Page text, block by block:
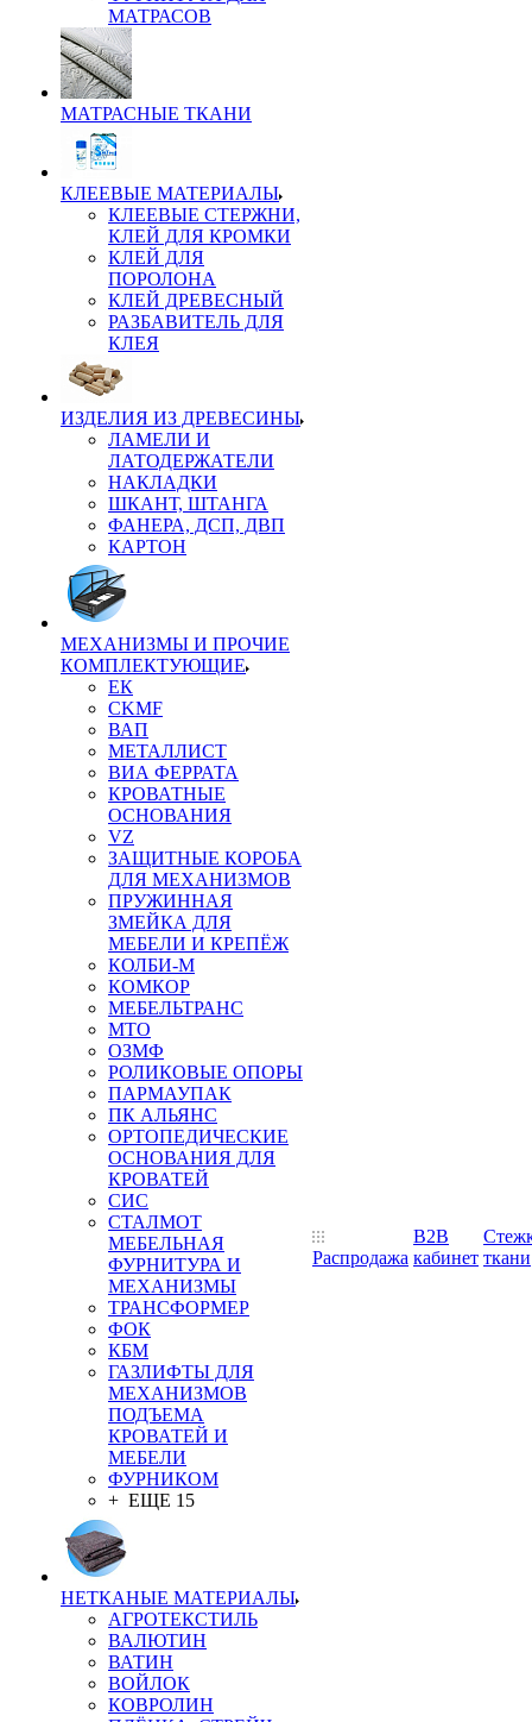
МАТРАСОВ
МАТРАСНЫЕ ТКАНИ
КЛЕЕВЫЕ МАТЕРИАЛЫ
КЛЕЕВЫЕ СТЕРЖНИ,
КЛЕЙ ДЛЯ КРОМКИ
КЛЕЙ ДЛЯ
ПОРОЛОНА
КЛЕЙ ДРЕВЕСНЫЙ
РАЗБАВИТЕЛЬ ДЛЯ
КЛЕЯ
ИЗДЕЛИЯ ИЗ ДРЕВЕСИНЫ
ЛАМЕЛИ И
ЛАТОДЕРЖАТЕЛИ
НАКЛАДКИ
ШКАНТ, ШТАНГА
ФАНЕРА, ДСП, ДВП
КАРТОН
МЕХАНИЗМЫ И ПРОЧИЕ
КОМПЛЕКТУЮЩИЕ
ЕК
CKMF
ВАП
МЕТАЛЛИСТ
ВИА ФЕРРАТА
КРОВАТНЫЕ
ОСНОВАНИЯ
VZ
ЗАЩИТНЫЕ КОРОБА
ДЛЯ МЕХАНИЗМОВ
ПРУЖИННАЯ
ЗМЕЙКА ДЛЯ
МЕБЕЛИ И КРЕПЁЖ
КОЛБИ-М
КОМКОР
МЕБЕЛЬТРАНС
MTO
ОЗМФ
РОЛИКОВЫЕ ОПОРЫ
ПАРМАУПАК
ПК АЛЬЯНС
ОРТОПЕДИЧЕСКИЕ
ОСНОВАНИЯ ДЛЯ
КРОВАТЕЙ
СИС
СТАЛМОТ
МЕБЕЛЬНАЯ
ФУРНИТУРА И
МЕХАНИЗМЫ
ТРАНСФОРМЕР
ФОК
КБМ
ГАЗЛИФТЫ ДЛЯ
МЕХАНИЗМОВ
ПОДЪЕМА
КРОВАТЕЙ И
МЕБЕЛИ
ФУРНИКОМ
+ ЕЩЕ 15
НЕТКАНЫЕ МАТЕРИАЛЫ
АГРОТЕКСТИЛЬ
ВАЛЮТИН
ВАТИН
ВОЙЛОК
КОВРОЛИН
Распродажа
B2B
кабинет ткани